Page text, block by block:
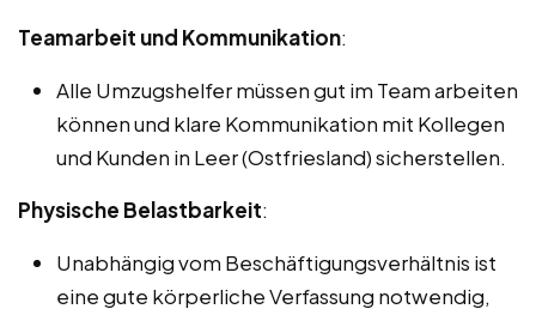
Teamarbeit und Kommunikation:
Alle Umzugshelfer müssen gut im Team arbeiten
können und klare Kommunikation mit Kollegen
und Kunden in Leer (Ostfriesland) sicherstellen.
Physische Belastbarkeit:
Unabhängig vom Beschäftigungsverhältnis ist
eine gute körperliche Verfassung notwendig,